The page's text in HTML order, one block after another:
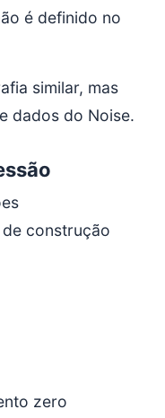
é definido no
similar, mas
dados do Noise.
construção
zero